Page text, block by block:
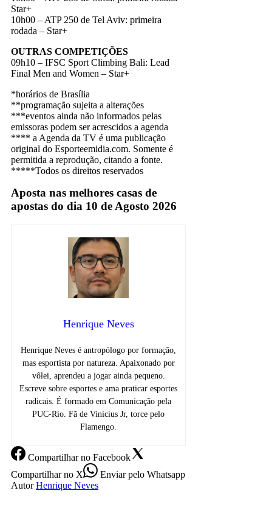
Star+
10h00 – ATP 250 de Tel Aviv: primeira
rodada – Star+
OUTRAS COMPETIÇÕES
09h10 – IFSC Sport Climbing Bali: Lead
Final Men and Women – Star+
*horários de Brasília
**programação sujeita a alterações
***eventos ainda não informados pelas
emissoras podem ser acrescidos a agenda
**** a Agenda da TV é uma publicação
original do Esporteemidia.com. Somente é
permitida a reprodução, citando a fonte.
*****Todos os direitos reservados
Aposta nas melhores casas de
apostas do dia 10 de Agosto 2026
Henrique Neves
Henrique Neves é antropólogo por formação,
mas esportista por natureza. Apaixonado por
vôlei, aprendeu a jogar ainda pequeno.
Escreve sobre esportes e ama praticar esportes
radicais. É formado em Comunicação pela
PUC-Rio. Fã de Vinicius Jr, torce pelo
Flamengo.
Compartilharno Facebook
Compartilharno X Enviarpelo Whatsapp
Autor Henrique Neves